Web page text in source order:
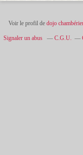
Voir le profil de dojo
Signaler un abus C.G.U.